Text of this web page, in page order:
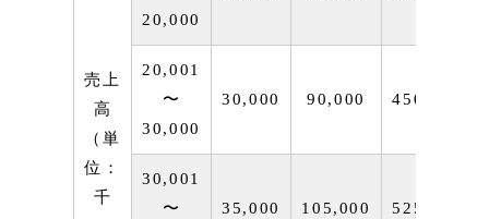
売上
高
（単
位：
千
20,000
20,001
〜
30,000
30,000 90,000 450,000
30,001
〜
35,000 105,000 525,000